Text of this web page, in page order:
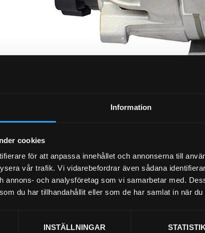
Information
cookies
för att anpassa innehållet och annonserna till
vår trafik. Vi vidarebefordrar även sådana
annons- och analysföretag som vi samarbetar med.
du har tillhandahållit eller som de har samlat in när
INSTÄLLNINGAR STATISTIK
Bosch 24V 150A
exkl. moms
moms